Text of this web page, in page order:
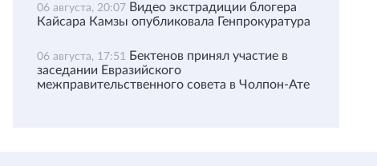
06 августа, 20:07 Видео экстрадиции блогера
Кайсара Камзы опубликовала Генпрокуратура
06 августа, 17:51 Бектенов принял участие в
заседании Евразийского
межправительственного совета в Чолпон-Ате